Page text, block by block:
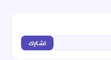
اشترك